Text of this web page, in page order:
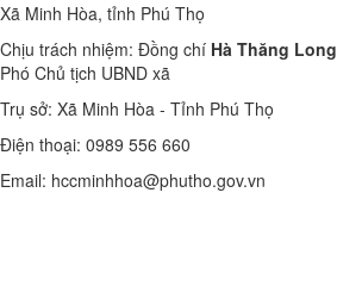
Xã Minh Hòa, tỉnh Phú Thọ
Chịu trách nhiệm: Đồng chí Hà Thăng Long
Phó Chủ tịch UBND xã
Trụ sở: Xã Minh Hòa - Tỉnh Phú Thọ
Điện thoại: 0989 556 660
Email: hccminhhoa@phutho.gov.vn